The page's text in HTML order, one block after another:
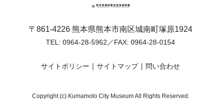
〒861-4226 熊本県熊本市南区城南町塚原1924
TEL: 0964-28-5962 ／FAX: 0964-28-0154
サイトポリシー サイトマップ 問い合わせ
Copyright (c) Kumamoto City Museum All Rights Reserved.